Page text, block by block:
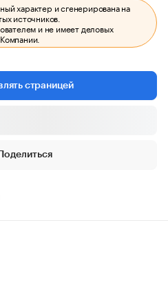
характер и сгенерирована на
источников.
и не имеет деловых
страницей
Поделиться